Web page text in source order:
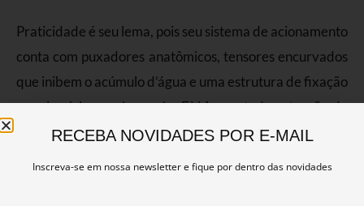
Praticidade é seu lema, pois seu sistema de acionamento
conta com puxadores anatômicos, tensores encurvados
que inibem o acúmulo d’água e uma estrutura de fixação
em alumínio com borracha E.V.A, por toda extensão da
capota, proporcionando um excelente acabamento,
RECEBA NOVIDADES POR E-MAIL
Inscreva-se em nossa newsletter e fique por dentro das novidades